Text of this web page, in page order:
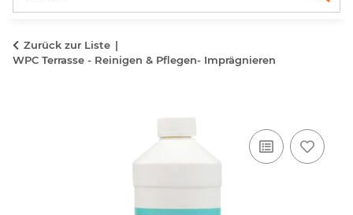
Zurück zur Liste
WPC Terrasse - Reinigen & Pflegen- Imprägnieren